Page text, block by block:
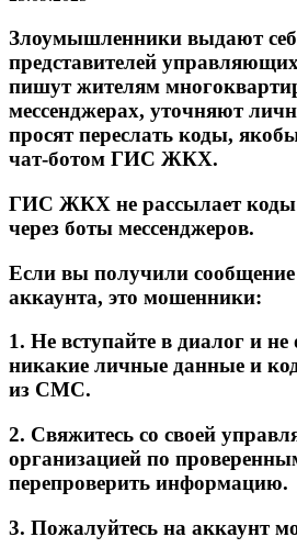
Злоумышленники выдают
представителей
пишут жителям
мессенджерах, уточняют
просят переслать коды,
чат-ботом ГИС ЖКХ.
ГИС ЖКХ не рассылает коды
через боты мессенджеров.
Если вы получили сообщение
аккаунта, это мошенники:
1. Не вступайте в диалог и
никакие личные данные и
из СМС.
2. Свяжитесь со своей
организацией по
перепроверить информацию.
3. Пожалуйтесь на аккаунт